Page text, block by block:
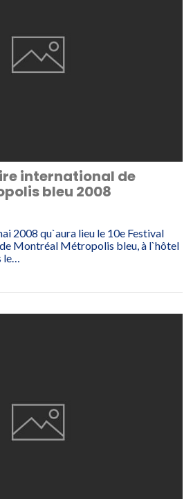
international de
bleu 2008
2008 qu`aura lieu le 10e Festival
Montréal Métropolis bleu, à l`hôtel